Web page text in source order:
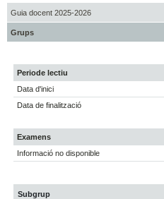
Guia docent 2025-2026
Grups
Periode lectiu
Data d'inici
Data de finalització
Examens
Informació no disponible
Subgrup